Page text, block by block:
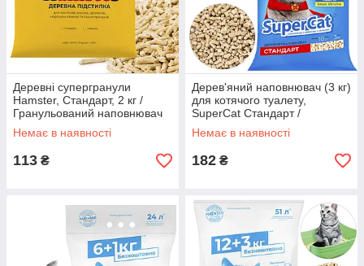
Деревні супергранули
Hamster, Стандарт, 2 кг /
Гранульований наповнювач
для гризунів / Підстилка в
клітку
Немає в наявності
113 ₴
Дерев'яний наповнювач (3 кг)
для котячого туалету,
SuperCat Стандарт /
Натуральні гранули в лоток
для кота
Немає в наявності
182 ₴